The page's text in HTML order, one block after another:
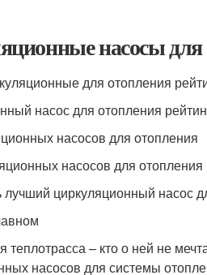
насосы для
для отопления
насос для отопления
насосов для отопления
насосов для отопления
лучший циркуляционный насос
теплотрасса – кто о ней не
насосов для системы